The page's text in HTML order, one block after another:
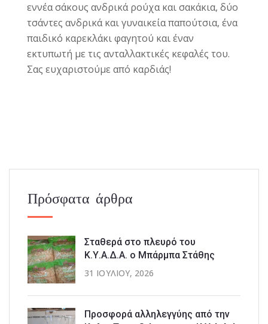
εννέα σάκους ανδρικά ρούχα και σακάκια, δύο
τσάντες ανδρικά και γυναικεία παπούτσια, ένα
παιδικό καρεκλάκι φαγητού και έναν
εκτυπωτή με τις ανταλλακτικές κεφαλές του.
Σας ευχαριστούμε από καρδιάς!
Πρόσφατα άρθρα
Σταθερά στο πλευρό του
Κ.Υ.Α.Δ.Α. ο Μπάρμπα Στάθης
31 ΙΟΥΛΊΟΥ, 2026
Προσφορά αλληλεγγύης από την